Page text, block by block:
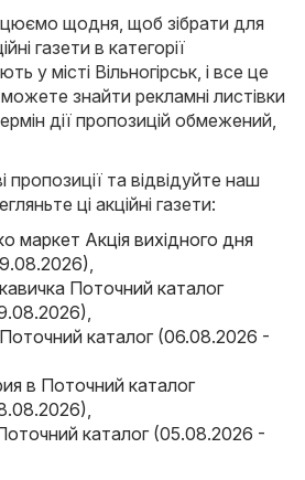
щодня, щоб зібрати для
газети в категорії
у місті Вільногірськ, і все це
знайти рекламні листівки
дії пропозицій обмежений,
пропозиції та відвідуйте наш
ці акційні газети:
маркет Акція вихідного дня
Поточний каталог
каталог (06.08.2026 -
в Поточний каталог
каталог (05.08.2026 -